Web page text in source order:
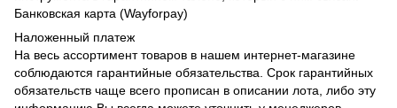
Банковская карта (Wayforpay)
Наложенный платеж
На весь ассортимент товаров в нашем интернет-магазине
соблюдаются гарантийные обязательства. Срок гарантийных
обязательств чаще всего прописан в описании лота, либо эту